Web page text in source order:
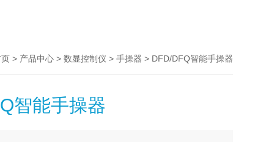
> 产品中心> 数显控制仪 > 手操器 > DFD/DFQ智能手操器
智能手操器